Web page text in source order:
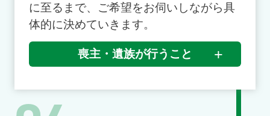
に至るまで、ご希望をお伺いしながら具
体的に決めていきます。
喪主・遺族が行うこと